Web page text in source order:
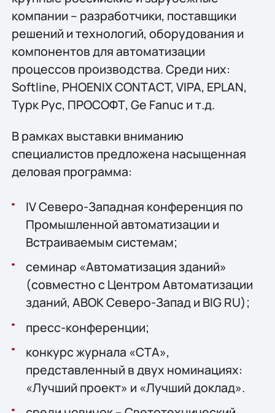
компании – разработчики, поставщики
решений и технологий, оборудования и
компонентов для автоматизации
процессов производства. Среди них:
Softline, PHOENIX CONTACT, VIPA, EPLAN,
Турк Рус, ПРОСОФТ, Ge Fanuc и т.д.
В рамках выставки вниманию
специалистов предложена насыщенная
деловая программа:
IV Северо-Западная конференция по
Промышленной автоматизации и
Встраиваемым системам;
семинар «Автоматизация зданий»
(совместно с Центром Автоматизации
зданий, АВОК Северо-Запад и BIG RU);
пресс-конференции;
конкурс журнала «СТА»,
представленный в двух номинациях:
«Лучший проект» и «Лучший доклад».